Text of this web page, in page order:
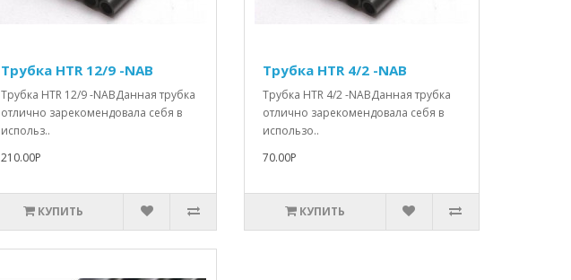
Трубка HTR 12/9 -NAB
Трубка HTR 12/9 -NABДанная трубка
отлично зарекомендовала себя в
использ..
210.00Р
КУПИТЬ
Трубка HTR 4/2 -NAB
Трубка HTR 4/2 -NABДанная трубка
отлично зарекомендовала себя в
использо..
70.00Р
КУПИТЬ